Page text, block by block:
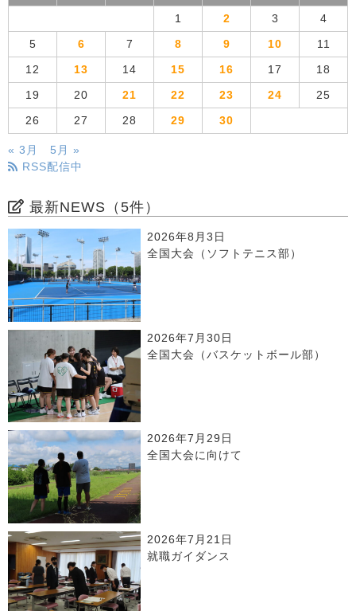
1 2 3 4
5 6 7 8 9 10 11
12 13 14 15 16 17 18
19 20 21 22 23 24 25
26 27 28 29 30
« 3月
5月 »
RSS配信中
最新NEWS（5件）
2026年8月3日
全国大会（ソフトテニス部）
2026年7月30日
全国大会（バスケットボール部）
2026年7月29日
全国大会に向けて
2026年7月21日
就職ガイダンス